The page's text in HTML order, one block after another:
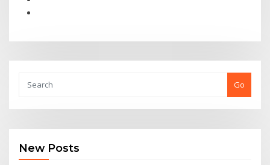
Go
New Posts